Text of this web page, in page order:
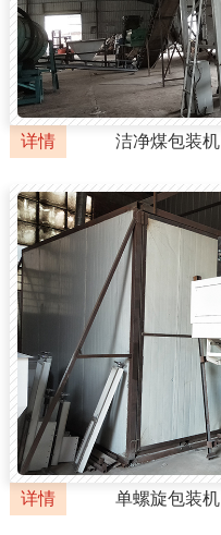
详情 洁净煤包装机
详情 单螺旋包装机